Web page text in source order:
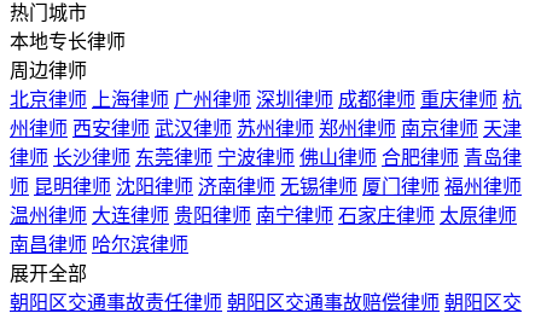
热门城市
本地专长律师
周边律师
北京律师
上海律师 广州律师 深圳律师 成都律师 重庆律师 杭
州律师 西安律师 武汉律师 苏州律师 郑州律师 南京律师 天津
律师 长沙律师 东莞律师 宁波律师 佛山律师 合肥律师 青岛律
师 昆明律师 沈阳律师 济南律师 无锡律师 厦门律师 福州律师
温州律师 大连律师 贵阳律师 南宁律师 石家庄律师 太原律师
南昌律师 哈尔滨律师
展开全部
朝阳区交通事故责任律师 朝阳区交通事故赔偿律师 朝阳区交